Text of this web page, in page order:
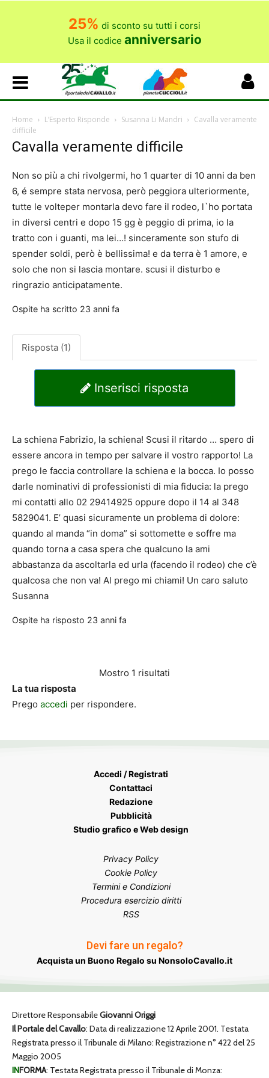
25% di sconto su tutti i corsi
Usa il codice anniversario
Home L’Esperto Risponde Susanna Li Mandri
Cavalla veramente
difficile
Cavalla veramente difficile
Non so più a chi rivolgermi, ho 1 quarter di 10 anni da ben
6, é sempre stata nervosa, però peggiora ulteriormente,
tutte le volteper montarla devo fare il rodeo, l`ho portata
in diversi centri e dopo 15 gg è peggio di prima, io la
tratto con i guanti, ma lei…! sinceramente son stufo di
spender soldi, però è bellissima! e da terra è 1 amore, e
solo che non si lascia montare. scusi il disturbo e
ringrazio anticipatamente.
Ospite ha scritto 23 anni fa
Risposta (1)
Inserisci risposta
La schiena Fabrizio, la schiena! Scusi il ritardo … spero di
essere ancora in tempo per salvare il vostro rapporto! La
prego le faccia controllare la schiena e la bocca. Io posso
darle nominativi di professionisti di mia fiducia: la prego
mi contatti allo 02 29414925 oppure dopo il 14 al 348
5829041. E’ quasi sicuramente un problema di dolore:
quando al manda “in doma” si sottomette e soffre ma
quando torna a casa spera che qualcuno la ami
abbastanza da ascoltarla ed urla (facendo il rodeo) che c’è
qualcosa che non va! Al prego mi chiami! Un caro saluto
Susanna
Ospite ha risposto 23 anni fa
Mostro 1 risultati
La tua risposta
Prego accedi per rispondere.
Accedi / Registrati
Contattaci
Redazione
Pubblicità
Studio grafico e Web design
Privacy Policy
Cookie Policy
Termini e Condizioni
Procedura esercizio diritti
RSS
Devi fare un regalo?
Acquista un Buono Regalo su NonsoloCavallo.it
Direttore ResponsabileGiovanni Origgi
Il Portale del Cavallo: Data di realizzazione 12 Aprile 2001. Testata
Registrata presso il Tribunale di Milano: Registrazione n° 422 del 25
Maggio 2005
INFORMA: Testata Registrata presso il Tribunale di Monza: